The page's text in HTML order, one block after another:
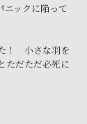
ニックに陥って
！ 小さな羽を
ただただ必死に